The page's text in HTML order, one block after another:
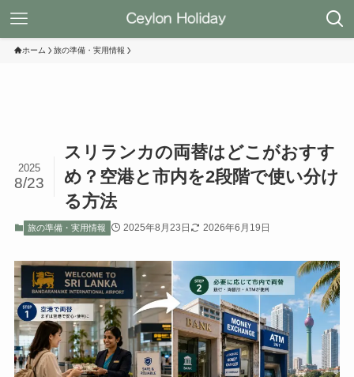
ホーム 旅の準備・実用情報
スリランカの両替はどこがおすす
め？空港と市内を2段階で使い分け
る方法
2025
8/23
旅の準備・実用情報 2025年8月23日 2026年6月19日